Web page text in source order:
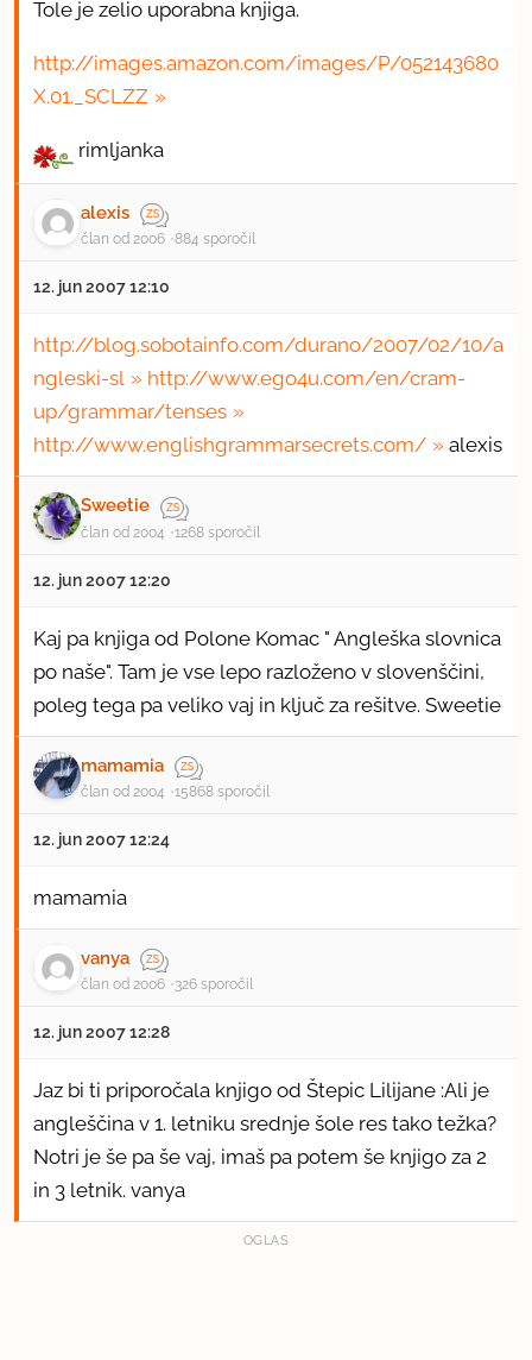
Tole je zelio uporabna knjiga.
http://images.amazon.com/images/P/052143680
X.01._SCLZZ
rimljanka
alexis
član od 2006 884 sporočil
12. jun 2007 12:10
http://blog.sobotainfo.com/durano/2007/02/10/a
ngleski-sl
http://www.ego4u.com/en/cram-
up/grammar/tenses
http://www.englishgrammarsecrets.com/
alexis
Sweetie
član od 2004 1268 sporočil
12. jun 2007 12:20
Kaj pa knjiga od Polone Komac " Angleška slovnica
po naše". Tam je vse lepo razloženo v slovenščini,
poleg tega pa veliko vaj in ključ za rešitve. Sweetie
mamamia
član od 2004 15868 sporočil
12. jun 2007 12:24
mamamia
vanya
član od 2006 326 sporočil
12. jun 2007 12:28
Jaz bi ti priporočala knjigo od Štepic Lilijane :Ali je
angleščina v 1. letniku srednje šole res tako težka?
Notri je še pa še vaj, imaš pa potem še knjigo za 2
in 3 letnik. vanya
OGLAS